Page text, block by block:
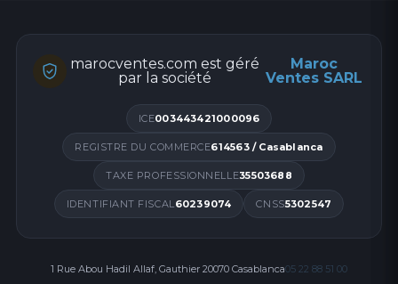
marocventes.com est géré
par la société
Maroc
Ventes SARL
ICE003443421000096
REGISTRE DU COMMERCE614563 / Casablanca
TAXE PROFESSIONNELLE35503688
IDENTIFIANT FISCAL60239074 CNSS5302547
1 Rue Abou Hadil Allaf, Gauthier 20070 Casablanca05 22 88 51 00